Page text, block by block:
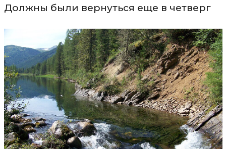
Должны были вернуться еще в четверг